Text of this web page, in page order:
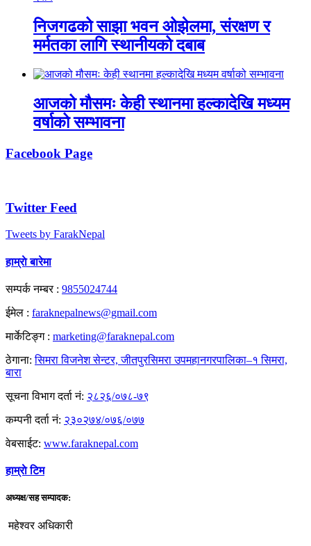
निजगढको साझा भवन ओझेलमा, संरक्षण र
मर्मतका लागि स्थानीयको दबाब
आजको मौसमः केही स्थानमा हल्कादेखि मध्यम
वर्षाको सम्भावना
Facebook Page
Twitter Feed
Tweets by FarakNepal
हाम्राे बारेमा
सम्पर्क नम्बर : 9855024744
ईमेल : faraknepalnews@gmail.com
मार्केटिङ्ग : marketing@faraknepal.com
ठेगाना:सिमरा विजनेश सेन्टर, जीतपुरसिमरा उपमहानगरपालिका–१ सिमरा,
बारा
सूचना विभाग दर्ता नं: २८२६/०७८-७९
कम्पनी दर्ता नं: २३०२७४/०७६/०७७
वेबसाईट: www.faraknepal.com
हाम्राे टिम
अध्यक्ष/सह सम्पादक:
महेश्वर अधिकारी